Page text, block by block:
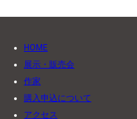
HOME
展示・販売会
作家
購入申込について
アクセス